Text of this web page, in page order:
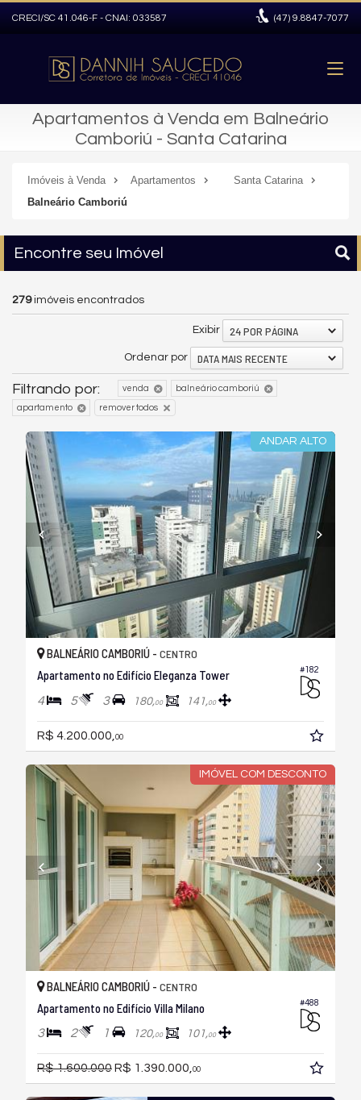
CRECI/SC 41.046-F - CNAI: 033587 (47) 9.8847-7077
Apartamentos à Venda em Balneário
Camboriú - Santa Catarina
Imóveis à Venda Apartamentos
Santa Catarina
Balneário Camboriú
Encontre seu Imóvel
279imóveis encontrados
Exibir 24 POR PÁGINA
Ordenar por DATA MAIS RECENTE
Filtrando por: venda balneário camboriú
apartamento remover todos
ANDAR ALTO
#182
BALNEÁRIO CAMBORIÚ - CENTRO
Apartamento no Edifício Eleganza Tower
4 5 3 180,00 141,00
R$ 4.200.000, 00
IMÓVEL COM DESCONTO
#488
BALNEÁRIO CAMBORIÚ - CENTRO
Apartamento no Edifício Villa Milano
3 2 1 120,00 101,00
R$ 1.600.000R$ 1.390.000,00